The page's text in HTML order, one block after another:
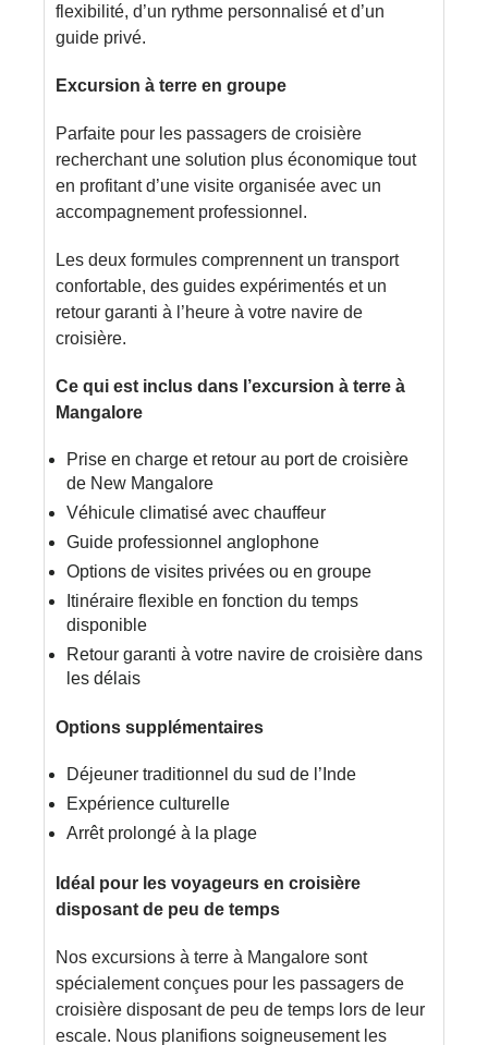
flexibilité, d’un rythme personnalisé et d’un
guide privé.
Excursion à terre en groupe
Parfaite pour les passagers de croisière
recherchant une solution plus économique tout
en profitant d’une visite organisée avec un
accompagnement professionnel.
Les deux formules comprennent un transport
confortable, des guides expérimentés et un
retour garanti à l’heure à votre navire de
croisière.
Ce qui est inclus dans l’excursion à terre à
Mangalore
Prise en charge et retour au port de croisière
de New Mangalore
Véhicule climatisé avec chauffeur
Guide professionnel anglophone
Options de visites privées ou en groupe
Itinéraire flexible en fonction du temps
disponible
Retour garanti à votre navire de croisière dans
les délais
Options supplémentaires
Déjeuner traditionnel du sud de l’Inde
Expérience culturelle
Arrêt prolongé à la plage
Idéal pour les voyageurs en croisière
disposant de peu de temps
Nos excursions à terre à Mangalore sont
spécialement conçues pour les passagers de
croisière disposant de peu de temps lors de leur
escale. Nous planifions soigneusement les